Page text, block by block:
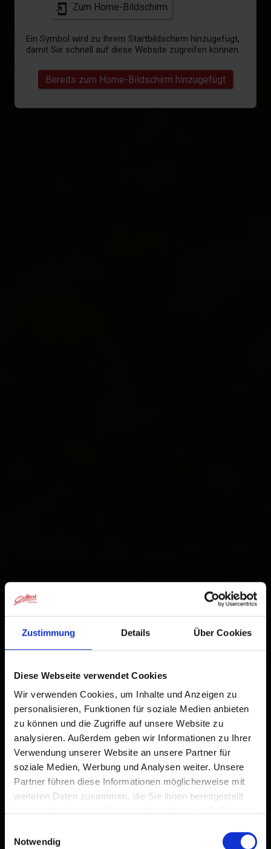
Zustimmung Details Über Cookies
Diese Webseite verwendet Cookies
Wir verwenden Cookies, um Inhalte und Anzeigen zu
personalisieren, Funktionen für soziale Medien anbieten
zu können und die Zugriffe auf unsere Website zu
analysieren. Außerdem geben wir Informationen zu Ihrer
Verwendung unserer Website an unsere Partner für
soziale Medien, Werbung und Analysen weiter. Unsere
Partner führen diese Informationen möglicherweise mit
weiteren Daten zusammen, die Sie ihnen bereitgestellt
Notwendig
Zum Home-Bildschirm
Ein Symbol wird zu Ihrem Startbildschirm hinzugefügt,
damit Sie schnell auf diese Website zugreifen können.
Bereits zum Home-Bildschirm hinzugefügt